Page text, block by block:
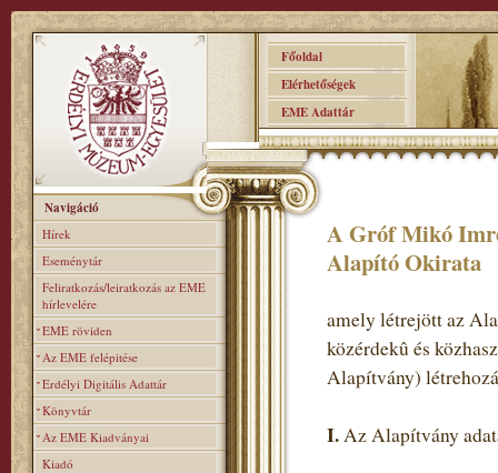
Főoldal
Elérhetőségek
EME Adattár
Navigáció
Hírek
Eseménytár
Feliratkozás/leiratkozás az EME
hírlevelére
EME röviden
Az EME felépitése
Erdélyi Digitális Adattár
Könyvtár
Az EME Kiadványai
Kiadó
A Gróf Mikó
Alapító Okirata
amely létrejött az
közérdekû és
Alapítvány)
I.Az Alapítvány